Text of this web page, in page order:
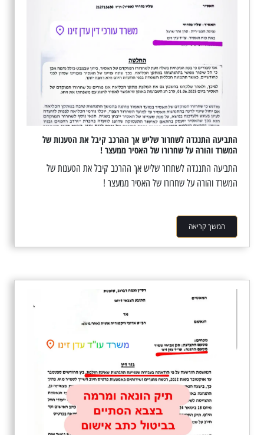
התביעה התנגדה לשחרור שליש אך ההרכב קיבל את הטענות של
המשרד והורה על שחרורו של האסיר ממעצר !
התביעה התנגדה לשחרור שליש אך ההרכב קיבל את הטענות של
המשרד והורה על שחרורו של האסיר ממעצר !
המשך קריאה